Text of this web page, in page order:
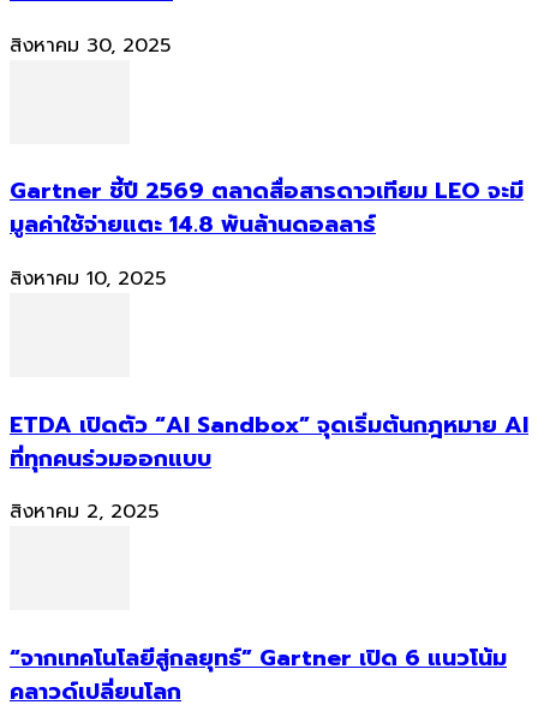
สิงหาคม 30, 2025
Gartner ชี้ปี 2569 ตลาดสื่อสารดาวเทียม LEO จะมี
มูลค่าใช้จ่ายแตะ 14.8 พันล้านดอลลาร์
สิงหาคม 10, 2025
ETDA เปิดตัว “AI Sandbox” จุดเริ่มต้นกฎหมาย AI
ที่ทุกคนร่วมออกแบบ
สิงหาคม 2, 2025
“จากเทคโนโลยีสู่กลยุทธ์” Gartner เปิด 6 แนวโน้ม
คลาวด์เปลี่ยนโลก